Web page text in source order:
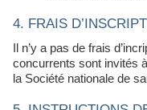
4. FRAIS
Il n’y a pas de frais d’incription à payer. Cependant les
concurrents sont invités
la Société nationale de